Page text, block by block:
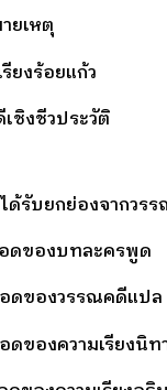
ยเหตุ
ยงร้อยแก้ว
เชิงชีวประวัติ
ด้รับยกย่องจากวร
ดของบทละครพูด
ดของวรรณคดีแปล
ดของความเรียงนิท